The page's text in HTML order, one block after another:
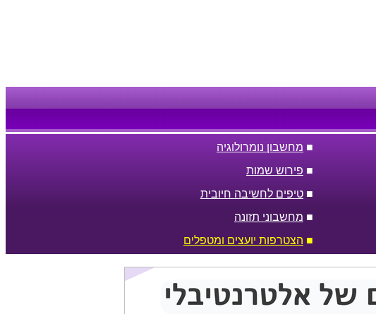
■ מחשבון נומרולוגיה
■ פירוש שמות
■ טיפים לחשיבה חיובית
■ מחשבוני תזונה
■ הצטרפות יועצים ומטפלים